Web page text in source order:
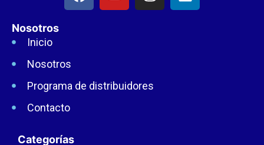
Nosotros
Inicio
Nosotros
Programa de distribuidores
Contacto
Categorías